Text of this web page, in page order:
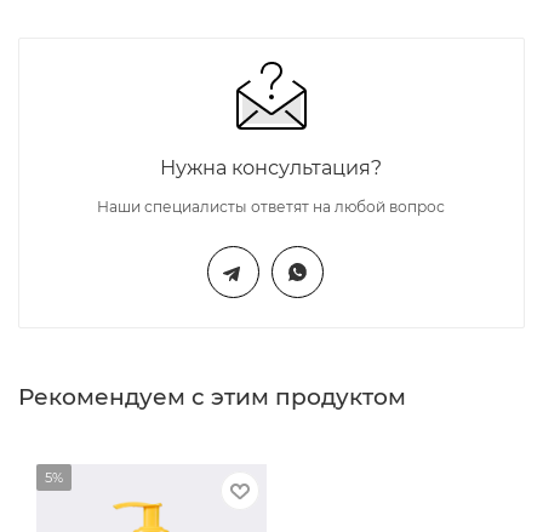
Нужна консультация?
Наши специалисты ответят на любой вопрос
Рекомендуем с этим продуктом
5%